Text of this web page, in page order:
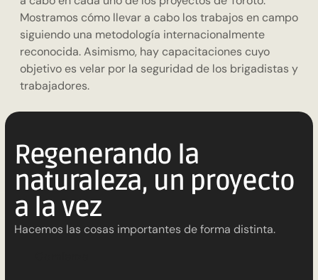
Mostramos cómo llevar a cabo los trabajos en campo
siguiendo una metodología internacionalmente
reconocida. Asimismo, hay capacitaciones cuyo
objetivo es velar por la seguridad de los brigadistas y
trabajadores.
Regenerando la
naturaleza, un proyecto
a la vez
Hacemos las cosas importantes de forma distinta.